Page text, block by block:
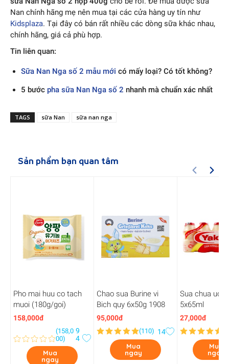
Nan chính hãng mẹ nên mua tại các cửa hàng uy tín như
Kidsplaza. Tại đây có bán rất nhiều các dòng sữa khác nhau,
chính hãng, giá cả phù hợp.
Tin liên quan:
Sữa Nan Nga số 2 mẫu mới có mấy loại? Có tốt không?
5 bước pha sữa Nan Nga số 2 nhanh mà chuẩn xác nhất
TAGS sữa Nan sữa nan nga
Sản phẩm bạn quan tâm
Pho mai huu co tach
muoi (180g/goi)
158,000đ
(158,0
00)
9
4
Mua
ngay
Chao sua Burine vi
Bich quy 6x50g 1908
95,000đ
(110) 14
Mua
ngay
Sua chua
5x65ml
27,000đ
Mua
ngay